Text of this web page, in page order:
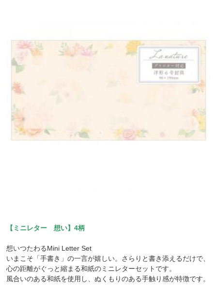
【ミニレター 想い】4柄
想いつたわるMini Letter Set
いまこそ「手書き」の一言が嬉しい。さらりと書き添えるだけで、
心の距離がぐっと縮まる和紙のミニレターセットです。
風合いのある和紙を使用し、ぬくもりのある手触り感が特徴です。